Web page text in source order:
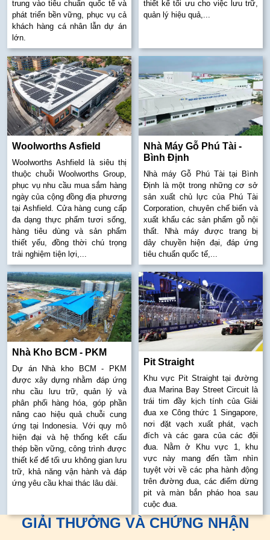
trung vào tiêu chuẩn quốc tế và
phát triển bền vững, phục vụ cả
khách hàng cá nhân lẫn dự án
lớn.
thiết kế tối ưu cho việc lưu trữ,
quản lý hiệu quả,...
Woolworths Asfield
Woolworths Ashfield là siêu thị
thuộc chuỗi Woolworths Group,
phục vụ nhu cầu mua sắm hàng
ngày của cộng đồng địa phương
tại Ashfield. Cửa hàng cung cấp
đa dạng thực phẩm tươi sống,
hàng tiêu dùng và sản phẩm
thiết yếu, đồng thời chú trọng
trải nghiệm tiện lợi,...
Nhà Máy Gỗ Phú Tài -
Bình Định
Nhà máy Gỗ Phú Tài tại Bình
Định là một trong những cơ sở
sản xuất chủ lực của Phú Tài
Corporation, chuyên chế biến và
xuất khẩu các sản phẩm gỗ nội
thất. Nhà máy được trang bị
dây chuyền hiện đại, đáp ứng
tiêu chuẩn quốc tế,...
Nhà Kho BCM - PKM
Dự án Nhà kho BCM - PKM
được xây dựng nhằm đáp ứng
nhu cầu lưu trữ, quản lý và
phân phối hàng hóa, góp phần
nâng cao hiệu quả chuỗi cung
ứng tại Indonesia. Với quy mô
hiện đại và hệ thống kết cấu
thép bền vững, công trình được
thiết kế để tối ưu không gian lưu
trữ, khả năng vận hành và đáp
ứng yêu cầu khai thác lâu dài.
Pit Straight
Khu vực Pit Straight tại đường
đua Marina Bay Street Circuit là
trái tim đầy kịch tính của Giải
đua xe Công thức 1 Singapore,
nơi đặt vạch xuất phát, vạch
đích và các gara của các đội
đua. Nằm ở Khu vực 1, khu
vực này mang đến tầm nhìn
tuyệt vời về các pha hành động
trên đường đua, các điểm dừng
pit và màn bắn pháo hoa sau
cuộc đua.
GIẢI THƯỞNG VÀ CHỨNG NHẬN